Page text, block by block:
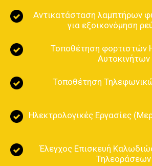
Αντικατάσταση λαμπτήρων
για εξοικονόμηση
Τοποθέτηση φορτιστών
Αυτοκινήτων
Τοποθέτηση
Ηλεκτρολογικές Εργασίες
Έλεγχος Επισκευή
Τηλεοράσεων